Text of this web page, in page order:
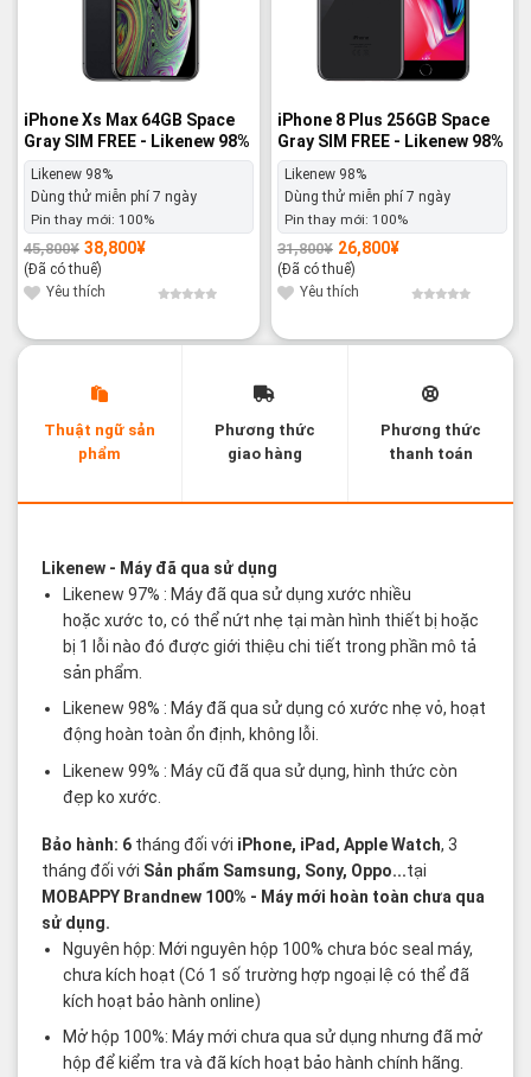
iPhone Xs Max 64GB Space
Gray SIM FREE - Likenew 98%
Likenew 98%
Dùng thử miễn phí 7 ngày
Pin thay mới: 100%
45,800¥
Giá
gốc
là:
45,800¥.
38,800¥
Giá
hiện
tại
là:
38,800¥.
(Đã có thuế)
Yêu thích
iPhone 8 Plus 256GB Space
Gray SIM FREE - Likenew 98%
Likenew 98%
Dùng thử miễn phí 7 ngày
Pin thay mới: 100%
31,800¥
Giá
gốc
là:
31,800¥.
26,800¥
Giá
hiện
tại
là:
26,800¥.
(Đã có thuế)
Yêu thích
Thuật ngữ sản
phẩm
Phương thức
giao hàng
Phương thức
thanh toán
Likenew- Máy đã qua sử dụng
Likenew 97% : Máy đã qua sử dụng xước nhiều
hoặc xước to, có thể nứt nhẹ tại màn hình thiết bị hoặc
bị 1 lỗi nào đó được giới thiệu chi tiết trong phần mô tả
sản phẩm.
Likenew 98% : Máy đã qua sử dụng có xước nhẹ vỏ, hoạt
động hoàn toàn ổn định, không lỗi.
Likenew 99% : Máy cũ đã qua sử dụng, hình thức còn
đẹp ko xước.
Bảo hành: 6 tháng đối với iPhone, iPad, Apple Watch, 3
tháng đối với Sản phẩm Samsung, Sony, Oppo...tại
MOBAPPY Brandnew 100% - Máy mới hoàn toàn chưa qua
sử dụng.
Nguyên hộp: Mới nguyên hộp 100% chưa bóc seal máy,
chưa kích hoạt (Có 1 số trường hợp ngoại lệ có thể đã
kích hoạt bảo hành online)
Mở hộp 100%: Máy mới chưa qua sử dụng nhưng đã mở
hộp để kiểm tra và đã kích hoạt bảo hành chính hãng.